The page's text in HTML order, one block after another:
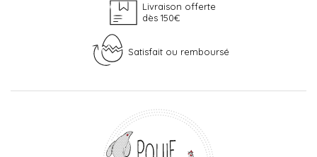
Livraison offerte
dès 150€
Satisfait ou remboursé